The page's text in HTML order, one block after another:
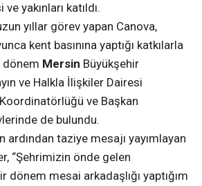
yakınları katıldı.
yıllar görev yapan Canova,
kent basınına yaptığı katkılarla
dönem Mersin Büyükşehir
ve Halkla İlişkiler Dairesi
ve Başkan
de bulundu.
ardından taziye mesajı yayımlayan
“Şehrimizin önde gelen
dönem mesai arkadaşlığı yaptığım